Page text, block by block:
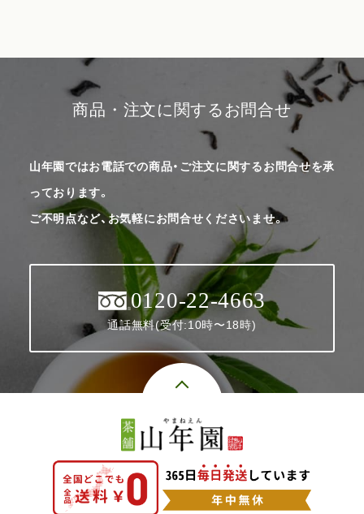
商品・注文に関するお問合せ
山年園ではお電話での商品・ご注文に関するお問合せを承
っております。
ご不明点など、お気軽にお問合せくださいませ。
0120-22-4663
通話無料(受付:10時〜18時)